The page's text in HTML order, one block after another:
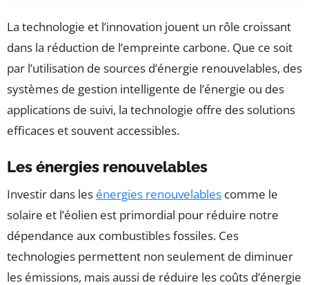
La technologie et l’innovation jouent un rôle croissant
dans la réduction de l’empreinte carbone. Que ce soit
par l’utilisation de sources d’énergie renouvelables, des
systèmes de gestion intelligente de l’énergie ou des
applications de suivi, la technologie offre des solutions
efficaces et souvent accessibles.
Les énergies renouvelables
Investir dans les énergies renouvelables comme le
solaire et l’éolien est primordial pour réduire notre
dépendance aux combustibles fossiles. Ces
technologies permettent non seulement de diminuer
les émissions, mais aussi de réduire les coûts d’énergie